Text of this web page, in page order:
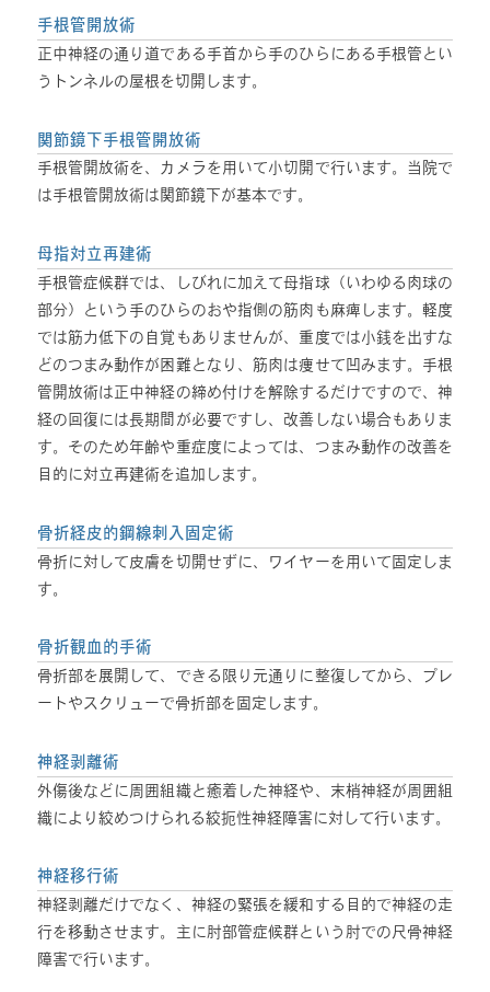
手根管開放術
正中神経の通り道である手首から手のひらにある手根管とい
うトンネルの屋根を切開します。
関節鏡下手根管開放術
手根管開放術を、カメラを用いて小切開で行います。当院で
は手根管開放術は関節鏡下が基本です。
母指対立再建術
手根管症候群では、しびれに加えて母指球（いわゆる肉球の
部分）という手のひらのおや指側の筋肉も麻痺します。軽度
では筋力低下の自覚もありませんが、重度では小銭を出すな
どのつまみ動作が困難となり、筋肉は痩せて凹みます。手根
管開放術は正中神経の締め付けを解除するだけですので、神
経の回復には長期間が必要ですし、改善しない場合もありま
す。そのため年齢や重症度によっては、つまみ動作の改善を
目的に対立再建術を追加します。
骨折経皮的鋼線刺入固定術
骨折に対して皮膚を切開せずに、ワイヤーを用いて固定しま
す。
骨折観血的手術
骨折部を展開して、できる限り元通りに整復してから、プレ
ートやスクリューで骨折部を固定します。
神経剥離術
外傷後などに周囲組織と癒着した神経や、末梢神経が周囲組
織により絞めつけられる絞扼性神経障害に対して行います。
神経移行術
神経剥離だけでなく、神経の緊張を緩和する目的で神経の走
行を移動させます。主に肘部管症候群という肘での尺骨神経
障害で行います。